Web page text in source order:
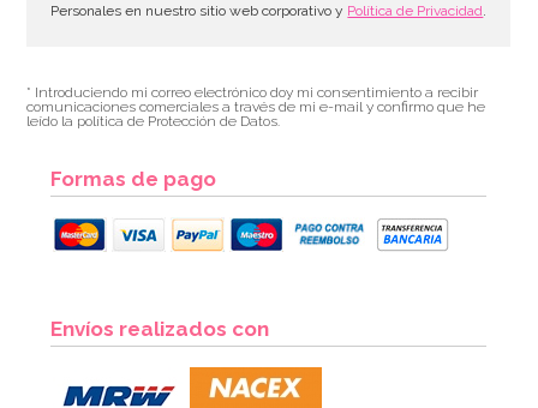
8,95€
Personales en nuestro sitio web corporativo y Política de Privacidad.
* Introduciendo mi correo electrónico doy mi consentimiento a recibir
comunicaciones comerciales a través de mi e-mail y confirmo que he
leído la política de Protección de Datos.
Formas de pago
Envíos realizados con